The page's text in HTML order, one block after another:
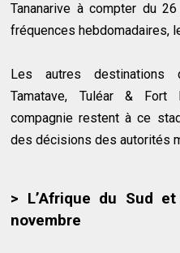
Tananarive à compter du
fréquences hebdomadaires,
Les autres destinations
Tamatave, Tuléar & Fort
compagnie restent à ce
des décisions des autorités
> L’Afrique du Sud
novembre